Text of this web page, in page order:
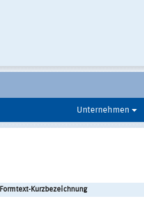
Unternehmen
Formtext-Kurzbezeichnung